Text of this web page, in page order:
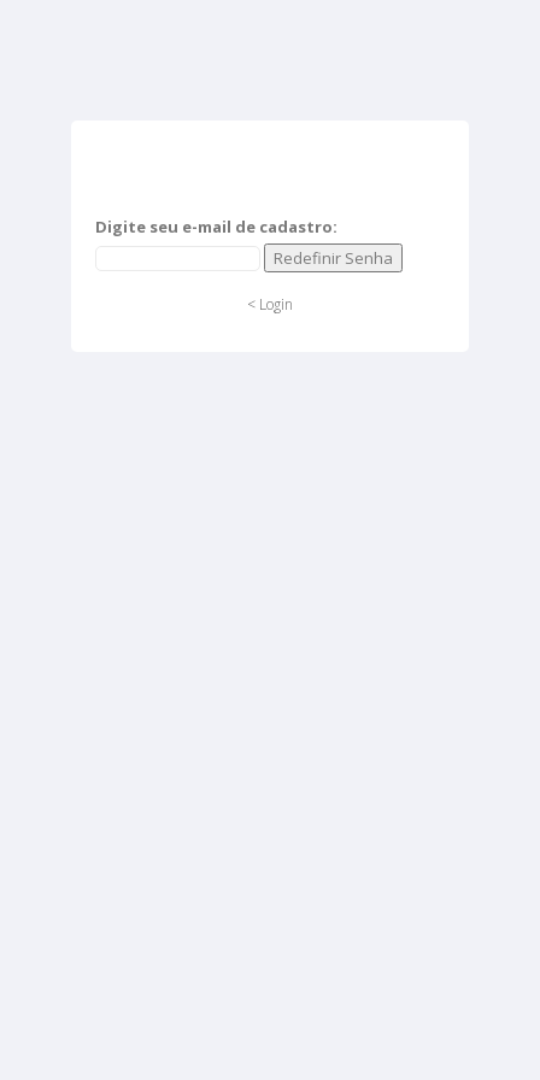
Digite seu e-mail de cadastro:
Redefinir Senha
< Login